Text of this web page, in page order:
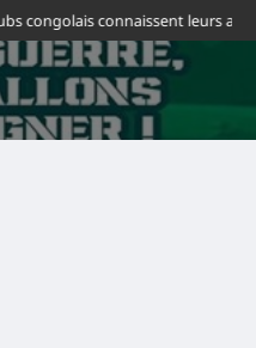
connaissent leurs